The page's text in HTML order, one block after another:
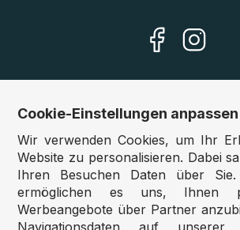
Unsere Shops
Deutschland:
Österreich:
www.puzzle.at
Belgien:www.puzzle.be
Großbritannien:
Cookie-Einstellungen anpassen
Wir verwenden Cookies, um Ihr
Website zu personalisieren. Dabei
Ihren Besuchen Daten über
ermöglichen es uns, Ihnen
Werbeangebote über Partner
Navigationsdaten auf